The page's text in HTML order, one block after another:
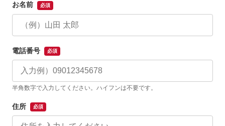
お名前 必須
電話番号 必須
半角数字で入力してください。ハイフンは不要です。
住所 必須